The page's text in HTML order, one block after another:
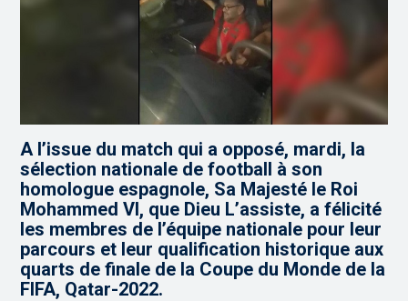
A l’issue du match qui a opposé, mardi, la
sélection nationale de football à son
homologue espagnole, Sa Majesté le Roi
Mohammed VI, que Dieu L’assiste, a félicité
les membres de l’équipe nationale pour leur
parcours et leur qualification historique aux
quarts de finale de la Coupe du Monde de la
FIFA, Qatar-2022.